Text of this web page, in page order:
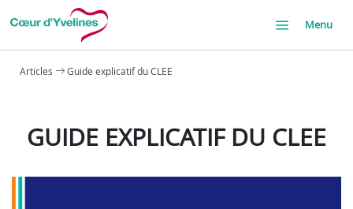
Menu
Articles Guide explicatif du CLEE
GUIDE EXPLICATIF DU CLEE